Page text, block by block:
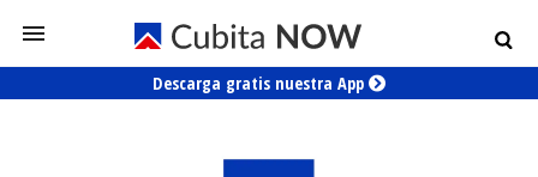
Descarga gratis nuestra App